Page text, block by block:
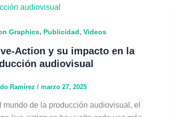
Graphics, Publicidad, Videos
Action y su impacto en la
audiovisual
Ramírez / marzo 27, 2025
mundo de la producción audiovisual, el